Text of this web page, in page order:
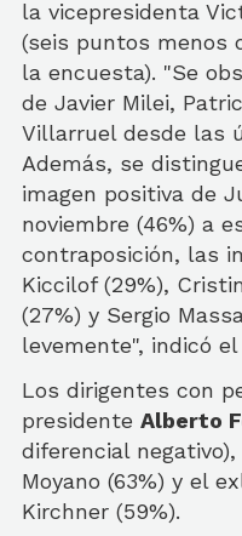
la vicepresidenta
(seis puntos menos
la encuesta). "Se
de Javier Milei,
Villarruel desde las
Además, se
imagen positiva de
noviembre (46%) a
contraposición, las
Kiccilof (29%),
(27%) y Sergio
levemente", indicó
Los dirigentes con
presidente Alberto
diferencial
Moyano (63%) y el
Kirchner (59%).